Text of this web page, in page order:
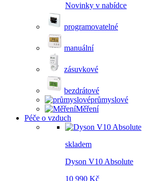
Novinky v nabídce
programovatelné
manuální
zásuvkové
bezdrátové
průmyslové
Měření
Péče o vzduch
skladem
Dyson V10 Absolute
10 990 Kč